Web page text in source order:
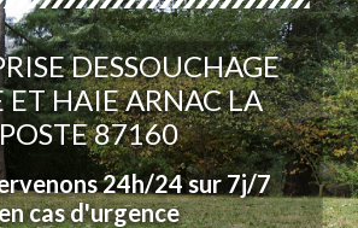
DESSOUCHAGE
ET HAIE ARNAC LA
POSTE 87160
24h/24 sur 7j/7
cas d'urgence